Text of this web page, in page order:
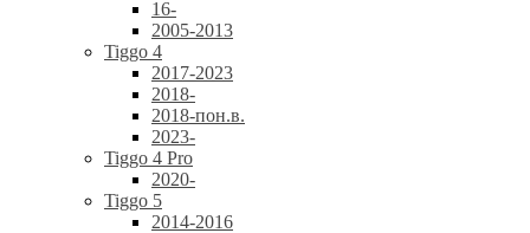
16-
2005-2013
Tiggo 4
2017-2023
2018-
2018-пон.в.
2023-
Tiggo 4 Pro
2020-
Tiggo 5
2014-2016